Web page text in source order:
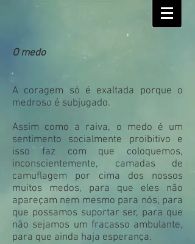
O medo
A coragem só é exaltada porque o
medroso é subjugado.
Assim como a raiva, o medo é um
sentimento socialmente proibitivo e
isso faz com que coloquemos,
inconscientemente, camadas de
camuflagem por cima dos nossos
muitos medos, para que eles não
apareçam nem mesmo para nós, para
que possamos suportar ser, para que
não sejamos um fracasso ambulante,
para que ainda haja esperança.